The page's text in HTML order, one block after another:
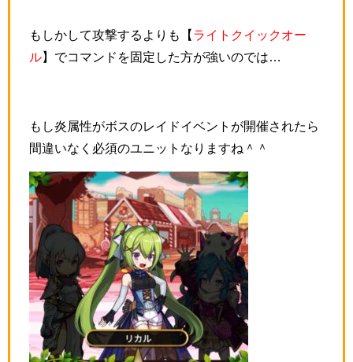
もしかして攻撃するよりも【 ライトクイックオー
ル】でコマンドを固定した方が強いのでは…
もし炎属性がボスのレイドイベントが開催されたら
間違いなく必須のユニットなりますね＾＾